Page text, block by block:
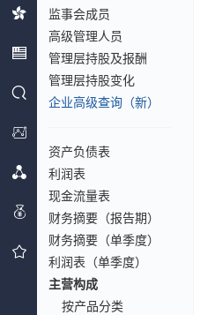
监事会成员
高级管理人员
管理层持股及报酬
管理层持股变化
企业高级查询（新）
资产负债表
利润表
现金流量表
财务摘要（报告期）
财务摘要（单季度）
利润表（单季度）
主营构成
按产品分类